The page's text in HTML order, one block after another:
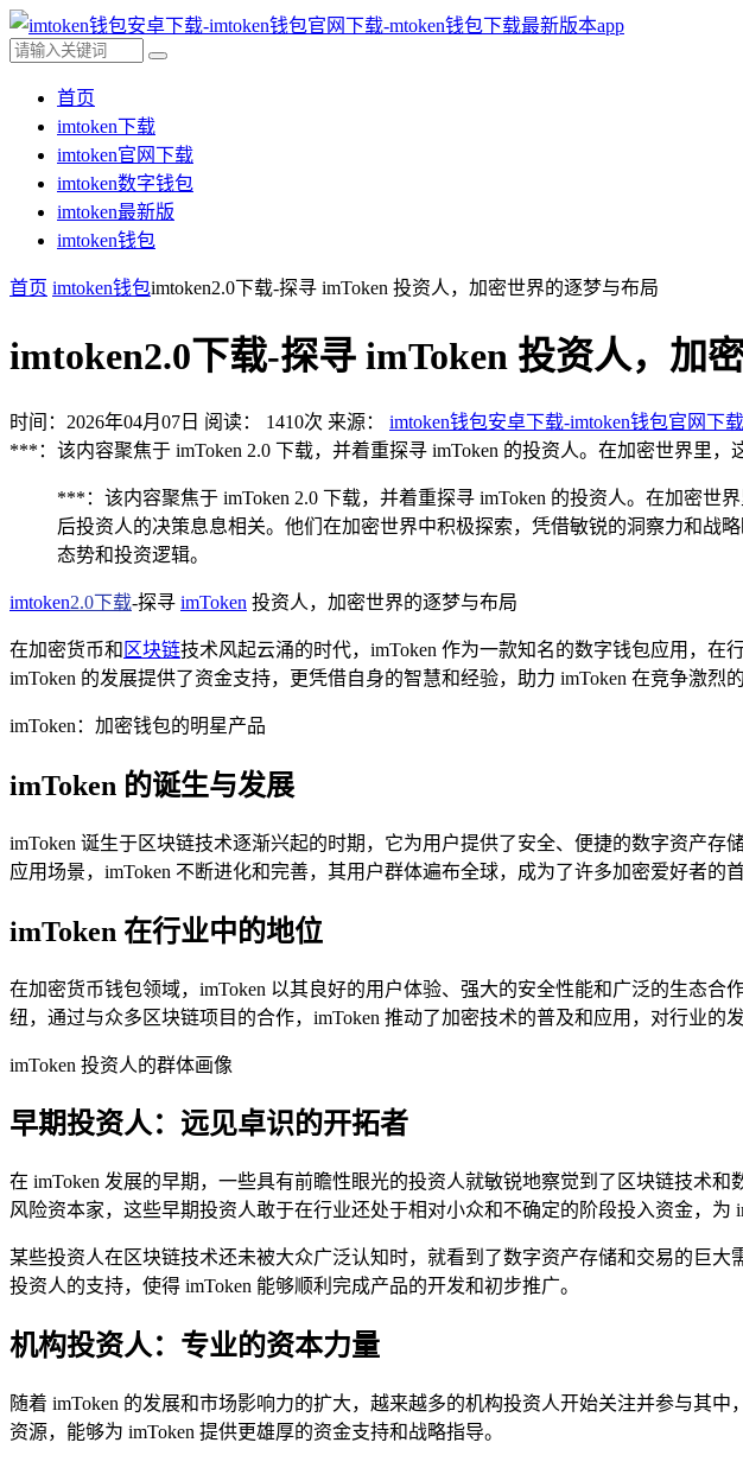
首页
imtoken下载
imtoken官网下载
imtoken数字钱包
imtoken最新版
imtoken钱包
首页 imtoken钱包imtoken2.0下载-探寻 imToken 投资人，加密世界的逐梦与布局
imtoken2.0下载-探寻 imToken 投资人，加
时间：2026年04月07日 阅读： 1410次 来源： imtoken钱包安卓下载-imtoken钱包官网下
***：该内容聚焦于 imToken 2.0 下载，并着重探寻 imToken 的投资人。在加密世界里
***：该内容聚焦于 imToken 2.0 下载，并着重探寻 imToken 的投资人。在加密
后投资人的决策息息相关。他们在加密世界中积极探索，凭借敏锐的洞察力和战
态势和投资逻辑。
imtoken2.0下载-探寻 imToken 投资人，加密世界的逐梦与布局
在加密货币和 区块链技术风起云涌的时代，imToken 作为一款知名的数字钱包应用，
imToken 的发展提供了资金支持，更凭借自身的智慧和经验，助力 imToken 在竞争激
imToken：加密钱包的明星产品
imToken 的诞生与发展
imToken 诞生于区块链技术逐渐兴起的时期，它为用户提供了安全、便捷的数字资产
应用场景，imToken 不断进化和完善，其用户群体遍布全球，成为了许多加密爱好者的首
imToken 在行业中的地位
在加密货币钱包领域，imToken 以其良好的用户体验、强大的安全性能和广泛的生态
纽，通过与众多区块链项目的合作，imToken 推动了加密技术的普及和应用，对行业的
imToken 投资人的群体画像
早期投资人：远见卓识的开拓者
在 imToken 发展的早期，一些具有前瞻性眼光的投资人就敏锐地察觉到了区块链技术
风险资本家，这些早期投资人敢于在行业还处于相对小众和不确定的阶段投入资金，为
某些投资人在区块链技术还未被大众广泛认知时，就看到了数字资产存储和交易的巨
投资人的支持，使得 imToken 能够顺利完成产品的开发和初步推广。
机构投资人：专业的资本力量
随着 imToken 的发展和市场影响力的扩大，越来越多的机构投资人开始关注并参与其
资源，能够为 imToken 提供更雄厚的资金支持和战略指导。